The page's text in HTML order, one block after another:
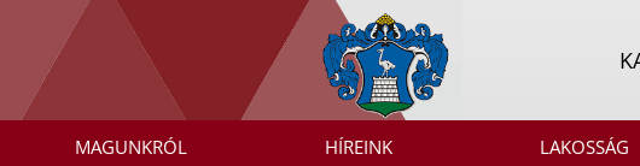
MAGUNKRÓL HÍREINK LAKOSSÁG